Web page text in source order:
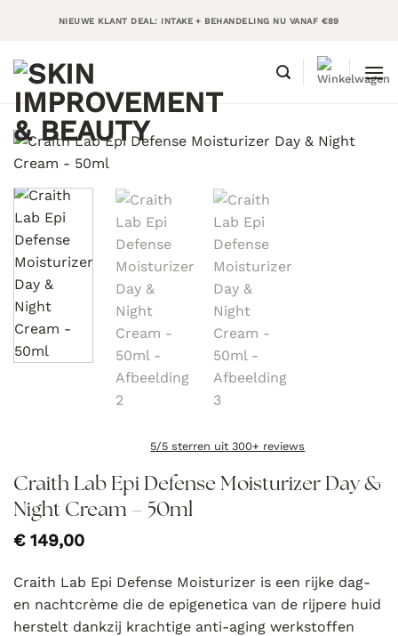
NIEUWE KLANT DEAL: INTAKE + BEHANDELING NU VANAF €89
5/5 sterren uit 300+ reviews
Craith Lab Epi Defense Moisturizer Day &
Night Cream – 50ml
€149,00
Craith Lab Epi Defense Moisturizer is een rijke dag-
en nachtcrème die de epigenetica van de rijpere huid
herstelt dankzij krachtige anti-aging werkstoffen